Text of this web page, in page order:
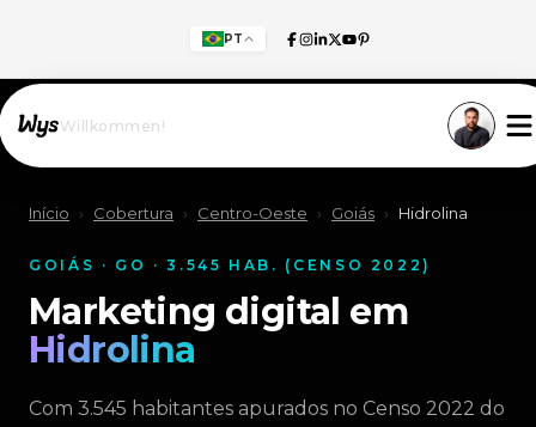
PT
Willkommen!
Início › Cobertura › Centro-Oeste › Goiás › Hidrolina
GOIÁS · GO · 3.545 HAB. (CENSO 2022)
Marketing digital em
Hidrolina
Com 3.545 habitantes apurados no Censo 2022 do